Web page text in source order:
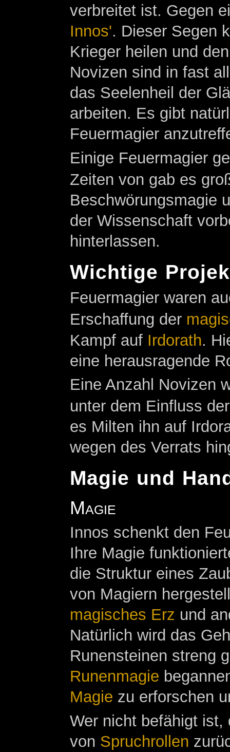
verbreitet ist. Gegen
Innos'. Dieser Segen
Krieger heilen und
Novizen sind in fast
das Seelenheil der
arbeiten. Es gibt
Feuermagier
Einige Feuermagier
Zeiten von gab es
Beschwörungsmagie
der Wissenschaft
hinterlassen.
Wichtige
Feuermagier waren
Erschaffung der
Kampf auf Irdorath.
eine herausragende
Eine Anzahl Novizen
unter dem Einfluss
es Milten ihn auf
wegen des Verrats
Magie und
Magie
Innos schenkt den
Ihre Magie
die Struktur eines
von Magiern
magisches Erz und
Natürlich wird das
Runensteinen streng
Runenmagie
Magie zu erforschen
Wer nicht befähigt
von Spruchrollen